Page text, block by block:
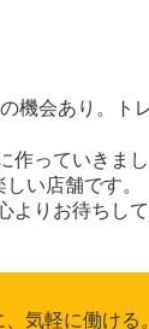
機会あり。ト
作っていきまし
い店舗です。
りお待ちして